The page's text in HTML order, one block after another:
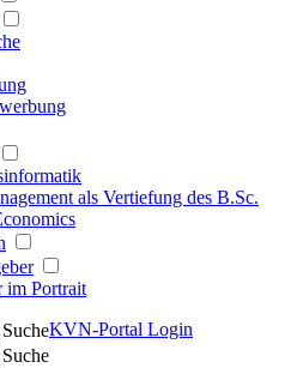
als Vertiefung des B.Sc.
im Portrait
SucheKVN-Portal Login
Suche